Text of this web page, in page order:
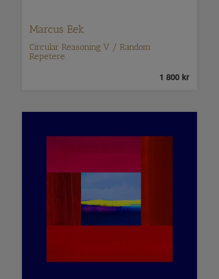
Marcus Eek
Circular Reasoning V / Random
Repetere.
1 800 kr